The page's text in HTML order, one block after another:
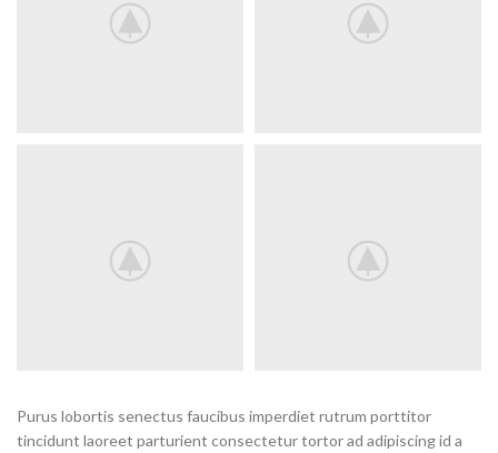
Purus lobortis senectus faucibus imperdiet rutrum porttitor
tincidunt laoreet parturient consectetur tortor ad adipiscing id a